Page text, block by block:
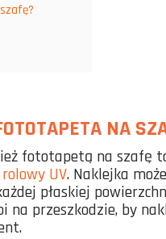
NA
fototapetą na szafę
UV. Naklejka
płaskiej
przeszkodzie, by